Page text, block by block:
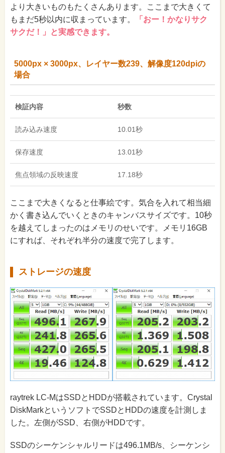
より大きいものもたくさんあります。ここまで大きくて
もまだ5秒以内に収まっています。
「おー！かなりサク
サクだ！」と実感できます。
5000px × 3000px、レイヤー数239、解像度120dpiの
場合
検証内容 秒数
読み込み速度 10.01秒
保存速度 13.01秒
焦点領域の反映速度 17.18秒
ここまで大きくなると仕事絵です。気合を入れて相当細
かく書き込んでいくときのキャンバスサイズです。10秒
を越えてしまったのはメモリのせいです。メモリ16GB
にすれば、それぞれ半分の速度で完了します。
ストレージの速度
raytrek LC-MはSSDとHDDが搭載されています。Crystal
DiskMarkというソフトでSSDとHDDの速度を計測しま
した。左側がSSD、右側がHDDです。
SSDのシーケンシャルリードは496.1MB/s、シーケンシ